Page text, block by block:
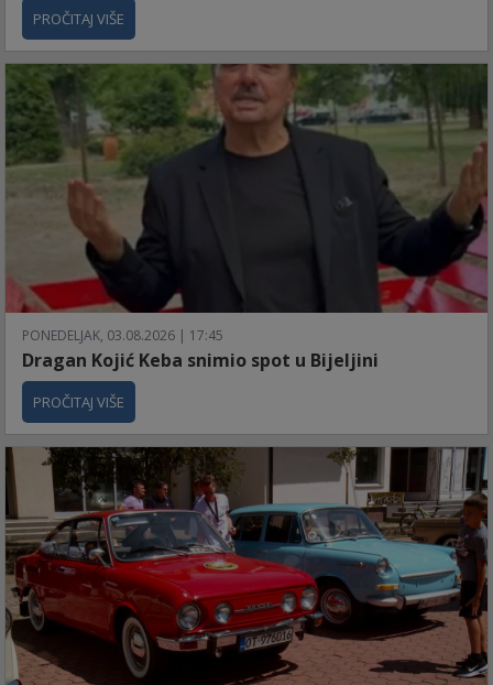
PROČITAJ VIŠE
PONEDELJAK, 03.08.2026 | 17:45
Dragan Kojić Keba snimio spot u Bijeljini
PROČITAJ VIŠE